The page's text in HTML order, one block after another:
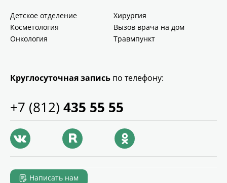
Детское отделение
Хирургия
Косметология
Вызов врача на дом
Онкология
Травмпункт
Круглосуточная запись по телефону:
+7 (812) 435 55 55
Написать нам